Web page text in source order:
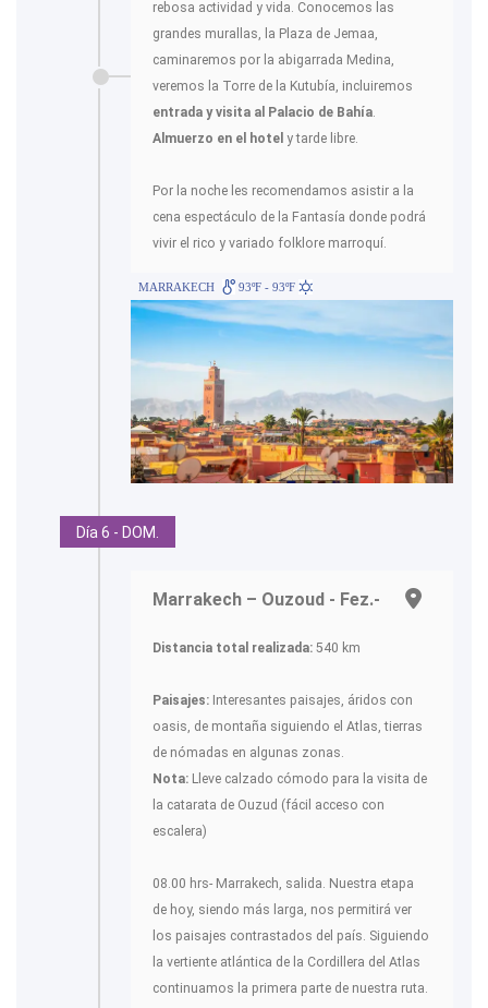
rebosa actividad y vida. Conocemos las
grandes murallas, la Plaza de Jemaa,
caminaremos por la abigarrada Medina,
veremos la Torre de la Kutubía, incluiremos
entrada y visita al Palacio de Bahía
Almuerzo en el hotel y tarde libre.
Por la noche les recomendamos asistir a la
cena espectáculo de la Fantasía donde podrá
vivir el rico y variado folklore marroquí.
MARRAKECH 93ºF - 93ºF
Día 6 - DOM.
Marrakech – Ouzoud - Fez.-
Distancia total realizada: 540 km
Paisajes: Interesantes paisajes, áridos con
oasis, de montaña siguiendo el Atlas, tierras
de nómadas en algunas zonas.
Nota: Lleve calzado cómodo para la visita de
la catarata de Ouzud (fácil acceso con
escalera)
08.00 hrs- Marrakech, salida. Nuestra etapa
de hoy, siendo más larga, nos permitirá ver
los paisajes contrastados del país. Siguiendo
la vertiente atlántica de la Cordillera del Atlas
continuamos la primera parte de nuestra ruta.